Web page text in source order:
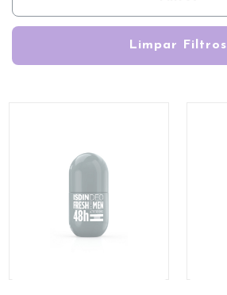
Limpar Filtros